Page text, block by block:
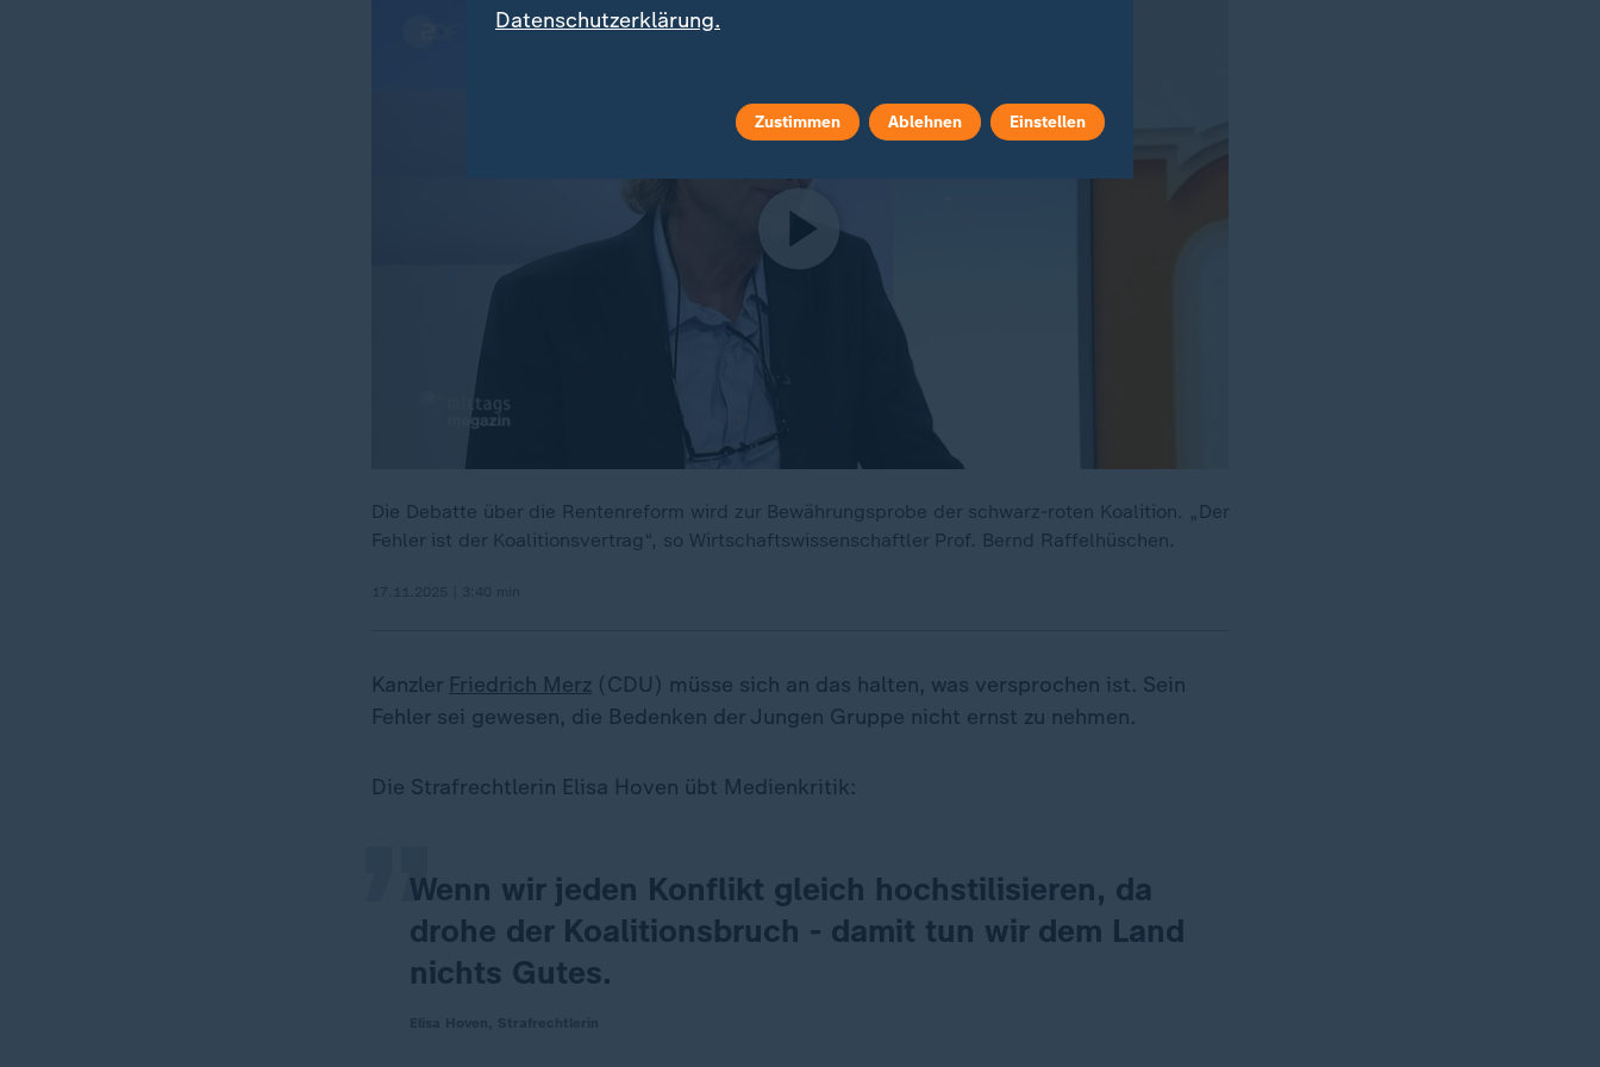
Die Debatte über die Rentenreform wird zur Bewährungsprobe der schwarz-roten Koalition. „Der
Fehler ist der Koalitionsvertrag“, so Wirtschaftswissenschaftler Prof. Bernd Raffelhüschen.
Kanzler Friedrich Merz (CDU) müsse sich an das halten, was versprochen ist. Sein
Fehler sei gewesen, die Bedenken der Jungen Gruppe nicht ernst zu nehmen.
Die Strafrechtlerin Elisa Hoven übt Medienkritik:
Wenn wir jeden Konflikt gleich hochstilisieren, da
drohe der Koalitionsbruch - damit tun wir dem Land
nichts Gutes.
„
Datenschutzerklärung.
Zustimmen Ablehnen Einstellen